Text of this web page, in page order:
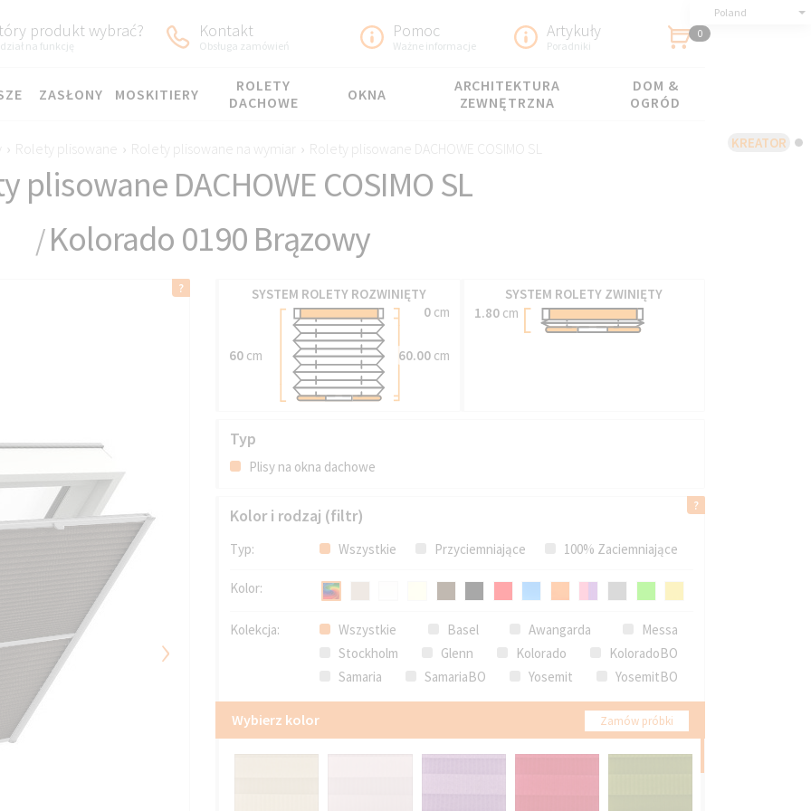
KREATOR
Poland
produkt wybrać?
na funkcję
Kontakt
Obsługa zamówień
Pomoc
Ważne informacje
Artykuły
Poradniki
0
ZASŁONY MOSKITIERY
ROLETY
DACHOWE
OKNA
ARCHITEKTURA
ZEWNĘTRZNA
DOM &
OGRÓD
› Rolety plisowane › Rolety plisowane na wymiar › Rolety plisowane DACHOWE COSIMO SL
plisowane DACHOWE COSIMO SL
/Kolorado 0190 Brązowy
›
SYSTEM ROLETY ROZWINIĘTY
60 cm
0cm
60.00cm
SYSTEM ROLETY ZWINIĘTY
1.80cm
Typ
Plisy na okna dachowe
Kolor i rodzaj (filtr)
Typ: Wszystkie Przyciemniające 100% Zaciemniające
Kolor:
Kolekcja: Wszystkie Basel Awangarda
Messa
Stockholm
Glenn Kolorado
KoloradoBO
Samaria
SamariaBO Yosemit YosemitBO
Wybierz kolor Zamów próbki